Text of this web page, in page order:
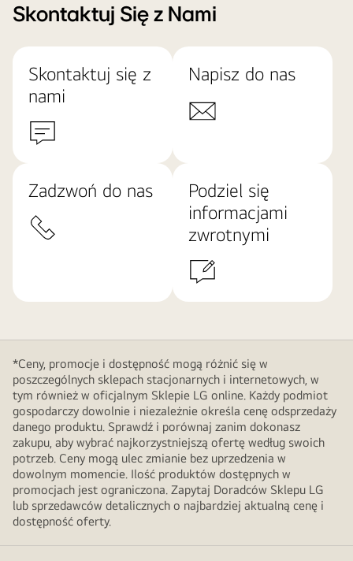
Skontaktuj Się z Nami
Skontaktuj się z
nami
Napisz do nas
Zadzwoń do nas
Podziel się
informacjami
zwrotnymi
*Ceny, promocje i dostępność mogą różnić się w
poszczególnych sklepach stacjonarnych i internetowych, w
tym również w oficjalnym Sklepie LG online. Każdy podmiot
gospodarczy dowolnie i niezależnie określa cenę odsprzedaży
danego produktu. Sprawdź i porównaj zanim dokonasz
zakupu, aby wybrać najkorzystniejszą ofertę według swoich
potrzeb. Ceny mogą ulec zmianie bez uprzedzenia w
dowolnym momencie. Ilość produktów dostępnych w
promocjach jest ograniczona. Zapytaj Doradców Sklepu LG
lub sprzedawców detalicznych o najbardziej aktualną cenę i
dostępność oferty.